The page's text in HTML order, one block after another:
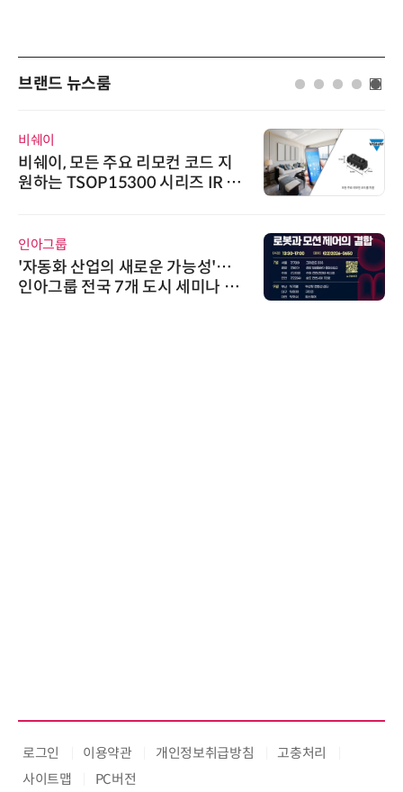
브랜드 뉴스룸
비쉐이
비쉐이, 모든 주요 리모컨 코드 지
원하는 TSOP15300 시리즈 IR 수
인아그룹
'자동화 산업의 새로운 가능성'…
인아그룹 전국 7개 도시 세미나 페
로그인 이용약관 개인정보취급방침
고충처리
사이트맵
PC버전